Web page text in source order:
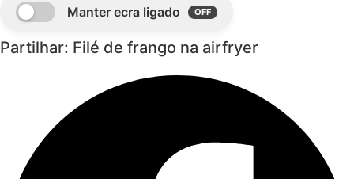
Partilhar: Filé de frango na airfryer